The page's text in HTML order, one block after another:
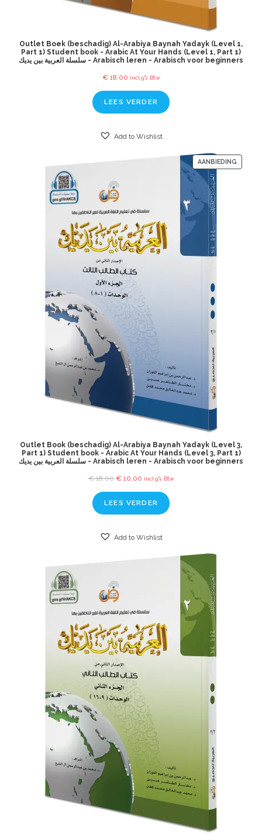
Outlet Boek (beschadig) Al-Arabiya Baynah Yadayk (Level 1,
Part 1) Student book - Arabic At Your Hands (Level 1, Part 1)
سلسلة العربية بين يديك - Arabisch leren - Arabisch voor beginners
€18,00 incl 9% Btw
LEES VERDER
Add to Wishlist
AANBIEDING
Outlet Book (beschadig) Al-Arabiya Baynah Yadayk (Level 3,
Part 1) Student book - Arabic At Your Hands (Level 3, Part 1)
سلسلة العربية بين يديك - Arabisch leren - Arabisch voor beginners
€18,00 €10,00 incl 9% Btw
LEES VERDER
Add to Wishlist